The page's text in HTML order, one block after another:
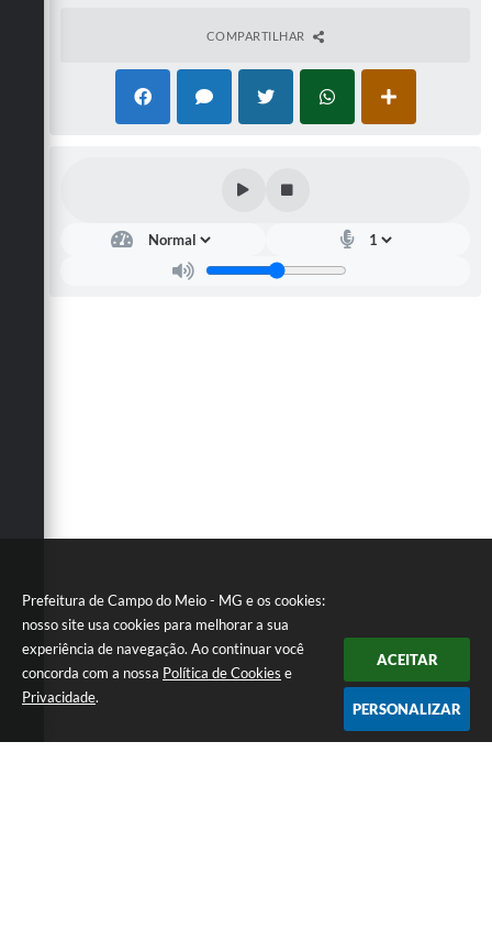
Prefeitura de Campo do Meio - MG e os cookies:
nosso site usa cookies para melhorar a sua
experiência de navegação. Ao continuar você
concorda com a nossa Política de Cookies e
Privacidade.
ACEITAR
PERSONALIZAR
COMPARTILHAR